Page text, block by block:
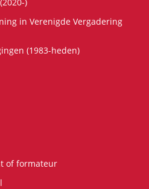
in Verenigde Vergadering
(1983-heden)
of formateur